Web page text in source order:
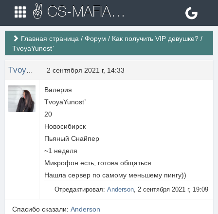
✌ CS-MAFIA.RU ✌ Игровые сервера Counter Strike 1.6
Главная страница / Форум / Как получить VIP девушке? /
TvoyaYunost`
2 сентября 2021 г, 14:33
Валерия
TvoyaYunost`
20
Новосибирск
Пьяный Снайпер
~1 неделя
Микрофон есть, готова общаться
Нашла сервер по самому меньшему пингу))
Отредактировал: Anderson, 2 сентября 2021 г, 19:09
Спасибо сказали: Anderson